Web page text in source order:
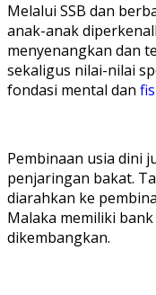
Melalui SSB dan
anak-anak
menyenangkan dan
sekaligus nilai-nilai
fondasi mental dan
Pembinaan usia dini
penjaringan bakat.
diarahkan ke
Malaka memiliki
dikembangkan.